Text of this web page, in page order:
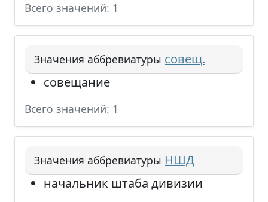
Всего значений: 1
Значения аббревиатуры совещ.
совещание
Всего значений: 1
Значения аббревиатуры НШД
начальник штаба дивизии